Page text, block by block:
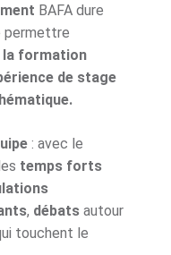
BAFA dure
permettre
la formation
de stage
: avec le
temps forts
, débats autour
touchent le